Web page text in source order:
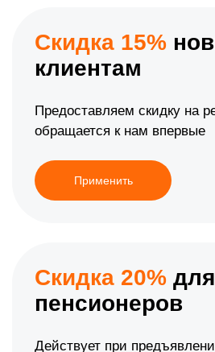
Скидка 15%
клиентам
Предоставляем скидку на
обращается к нам впервые
Применить
Скидка 20% для
пенсионеров
Действует при